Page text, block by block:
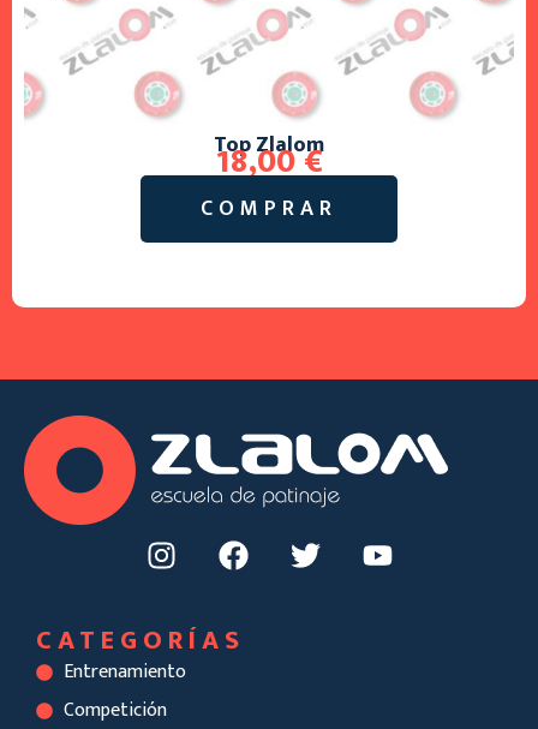
Top Zlalom
18,00€
COMPRAR
CATEGORÍAS
Entrenamiento
Competición